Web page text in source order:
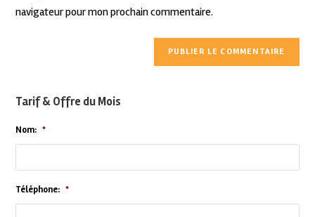
navigateur pour mon prochain commentaire.
Tarif & Offre du Mois
Nom: *
Téléphone: *